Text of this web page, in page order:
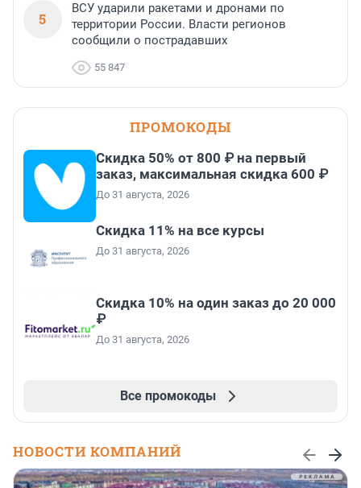
5
ВСУ ударили ракетами и дронами по
территории России. Власти регионов
сообщили о пострадавших
55 847
ПРОМОКОДЫ
Скидка 50% от 800 ₽ на первый
заказ, максимальная скидка 600 ₽
До 31 августа, 2026
Скидка 11% на все курсы
До 31 августа, 2026
Скидка 10% на один заказ до 20 000
₽
До 31 августа, 2026
Все промокоды
НОВОСТИ КОМПАНИЙ